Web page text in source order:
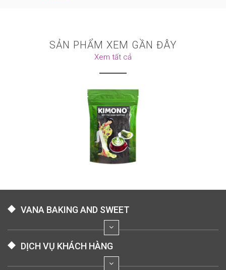
SẢN PHẨM XEM GẦN ĐÂY
Xem tất cả
VANA BAKING AND SWEET
DỊCH VỤ KHÁCH HÀNG